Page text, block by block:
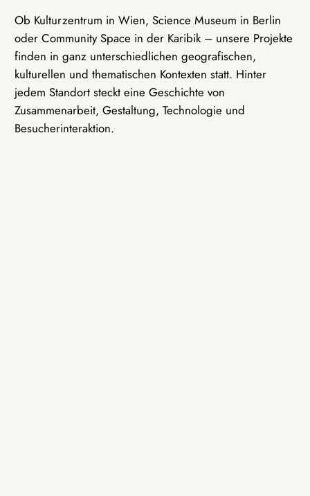
Ob Kulturzentrum in Wien, Science Museum in Berlin
oder Community Space in der Karibik – unsere Projekte
finden in ganz unterschiedlichen geografischen,
kulturellen und thematischen Kontexten statt. Hinter
jedem Standort steckt eine Geschichte von
Zusammenarbeit, Gestaltung, Technologie und
Besucherinteraktion.